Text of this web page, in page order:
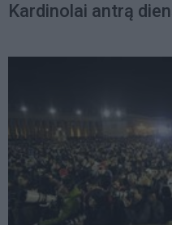
Kardinolai antrą